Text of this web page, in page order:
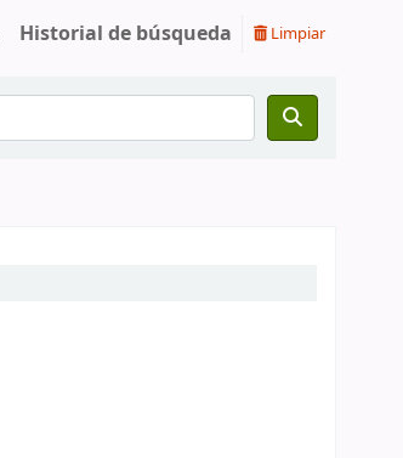
Historial de búsqueda Limpiar